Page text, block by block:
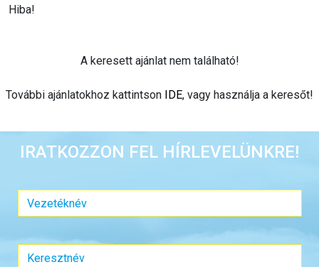
Hiba!
A keresett ajánlat nem található!
További ajánlatokhoz kattintson IDE, vagy használja a keresőt!
IRATKOZZON FEL HÍRLEVELÜNKRE!